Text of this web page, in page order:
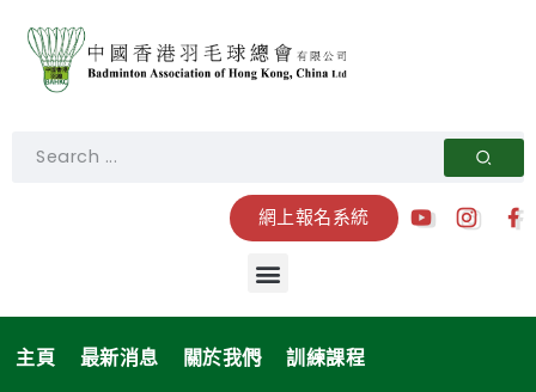
網上報名系統
主頁 最新消息 關於我們 訓練課程